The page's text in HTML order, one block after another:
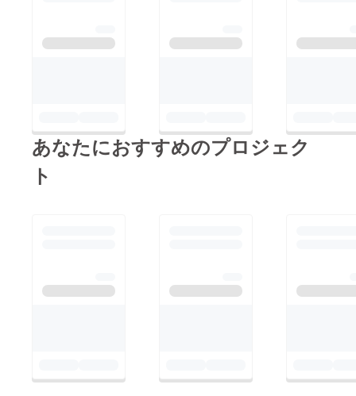
先進事例が発表を行
の総合得票数１位の
”総合グランプリ”、ま
れまでの各地での活躍
ンプリ”を受賞した山
ら http://challenge-
期待ください。
あなたにおすすめのプロジェク
ト